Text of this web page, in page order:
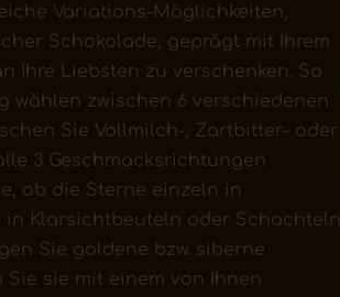
Variations-Möglichkeiten,
Schokolade, geprägt mit Ihrem
Ihre Liebsten zu verschenken. So
wählen zwischen 6 verschiedenen
Sie Vollmilch-, Zartbitter- oder
3 Geschmacksrichtungen
ob die Sterne einzeln in
in Klarsichtbeuteln oder Schachteln
Sie goldene bzw. siberne
sie mit einem von Ihnen